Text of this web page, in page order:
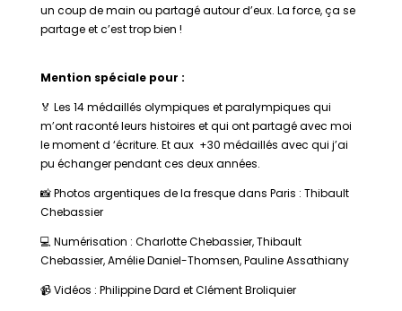
un coup de main ou partagé autour d’eux. La force, ça se
partage et c’est trop bien !
Mention spéciale pour :
🏅 Les 14 médaillés olympiques et paralympiques qui
m’ont raconté leurs histoires et qui ont partagé avec moi
le moment d ‘écriture. Et aux +30 médaillés avec qui j’ai
pu échanger pendant ces deux années.
📸 Photos argentiques de la fresque dans Paris : Thibault
Chebassier
💻 Numérisation : Charlotte Chebassier, Thibault
Chebassier, Amélie Daniel-Thomsen, Pauline Assathiany
📹 Vidéos : Philippine Dard et Clément Broliquier